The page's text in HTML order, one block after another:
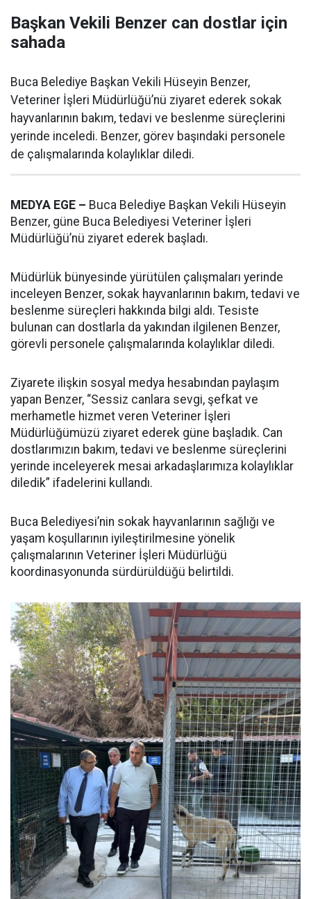
Başkan Vekili Benzer can dostlar için
sahada
Buca Belediye Başkan Vekili Hüseyin Benzer,
Veteriner İşleri Müdürlüğü’nü ziyaret ederek sokak
hayvanlarının bakım, tedavi ve beslenme süreçlerini
yerinde inceledi. Benzer, görev başındaki personele
de çalışmalarında kolaylıklar diledi.
MEDYA EGE – Buca Belediye Başkan Vekili Hüseyin
Benzer, güne Buca Belediyesi Veteriner İşleri
Müdürlüğü’nü ziyaret ederek başladı.
Müdürlük bünyesinde yürütülen çalışmaları yerinde
inceleyen Benzer, sokak hayvanlarının bakım, tedavi ve
beslenme süreçleri hakkında bilgi aldı. Tesiste
bulunan can dostlarla da yakından ilgilenen Benzer,
görevli personele çalışmalarında kolaylıklar diledi.
Ziyarete ilişkin sosyal medya hesabından paylaşım
yapan Benzer, “Sessiz canlara sevgi, şefkat ve
merhametle hizmet veren Veteriner İşleri
Müdürlüğümüzü ziyaret ederek güne başladık. Can
dostlarımızın bakım, tedavi ve beslenme süreçlerini
yerinde inceleyerek mesai arkadaşlarımıza kolaylıklar
diledik” ifadelerini kullandı.
Buca Belediyesi’nin sokak hayvanlarının sağlığı ve
yaşam koşullarının iyileştirilmesine yönelik
çalışmalarının Veteriner İşleri Müdürlüğü
koordinasyonunda sürdürüldüğü belirtildi.